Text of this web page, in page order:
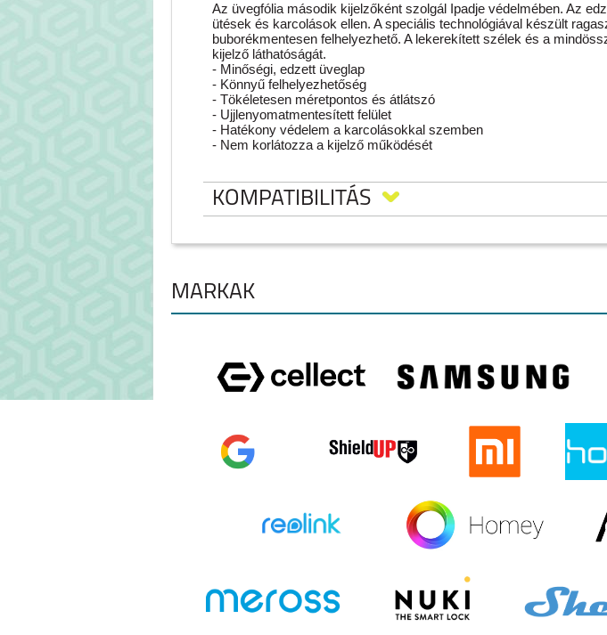
Az üvegfólia második kijelzőként szolgál Ipadje védelmében. Az
ütések és karcolások ellen. A speciális technológiával készült
buborékmentesen felhelyezhető. A lekerekített szélek és a
kijelző láthatóságát.
- Minőségi, edzett üveglap
- Könnyű felhelyezhetőség
- Tökéletesen méretpontos és átlátszó
- Ujjlenyomatmentesített felület
- Hatékony védelem a karcolásokkal szemben
- Nem korlátozza a kijelző működését
KOMPATIBILITÁS
MÁRKÁK